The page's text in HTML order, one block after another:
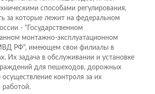
способами регулирования,
за которые лежит на федеральном
- "Государственном
монтажно-эксплуатационном
РФ", имеющем свои филиалы в
Их задача в обслуживании и установке
для пешеходов, дорожных
осуществление контроля за их
работой.